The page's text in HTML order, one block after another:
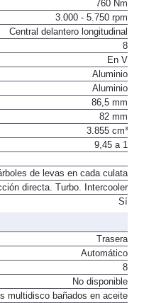
760 Nm
3.000 - 5.750 rpm
Central delantero longitudinal
8
En V
Aluminio
Aluminio
86,5 mm
82 mm
3.855 cm³
9,45 a 1
de levas en cada culata
directa. Turbo. Intercooler
Sí
Trasera
Automático
8
No disponible
multidisco bañados en aceite